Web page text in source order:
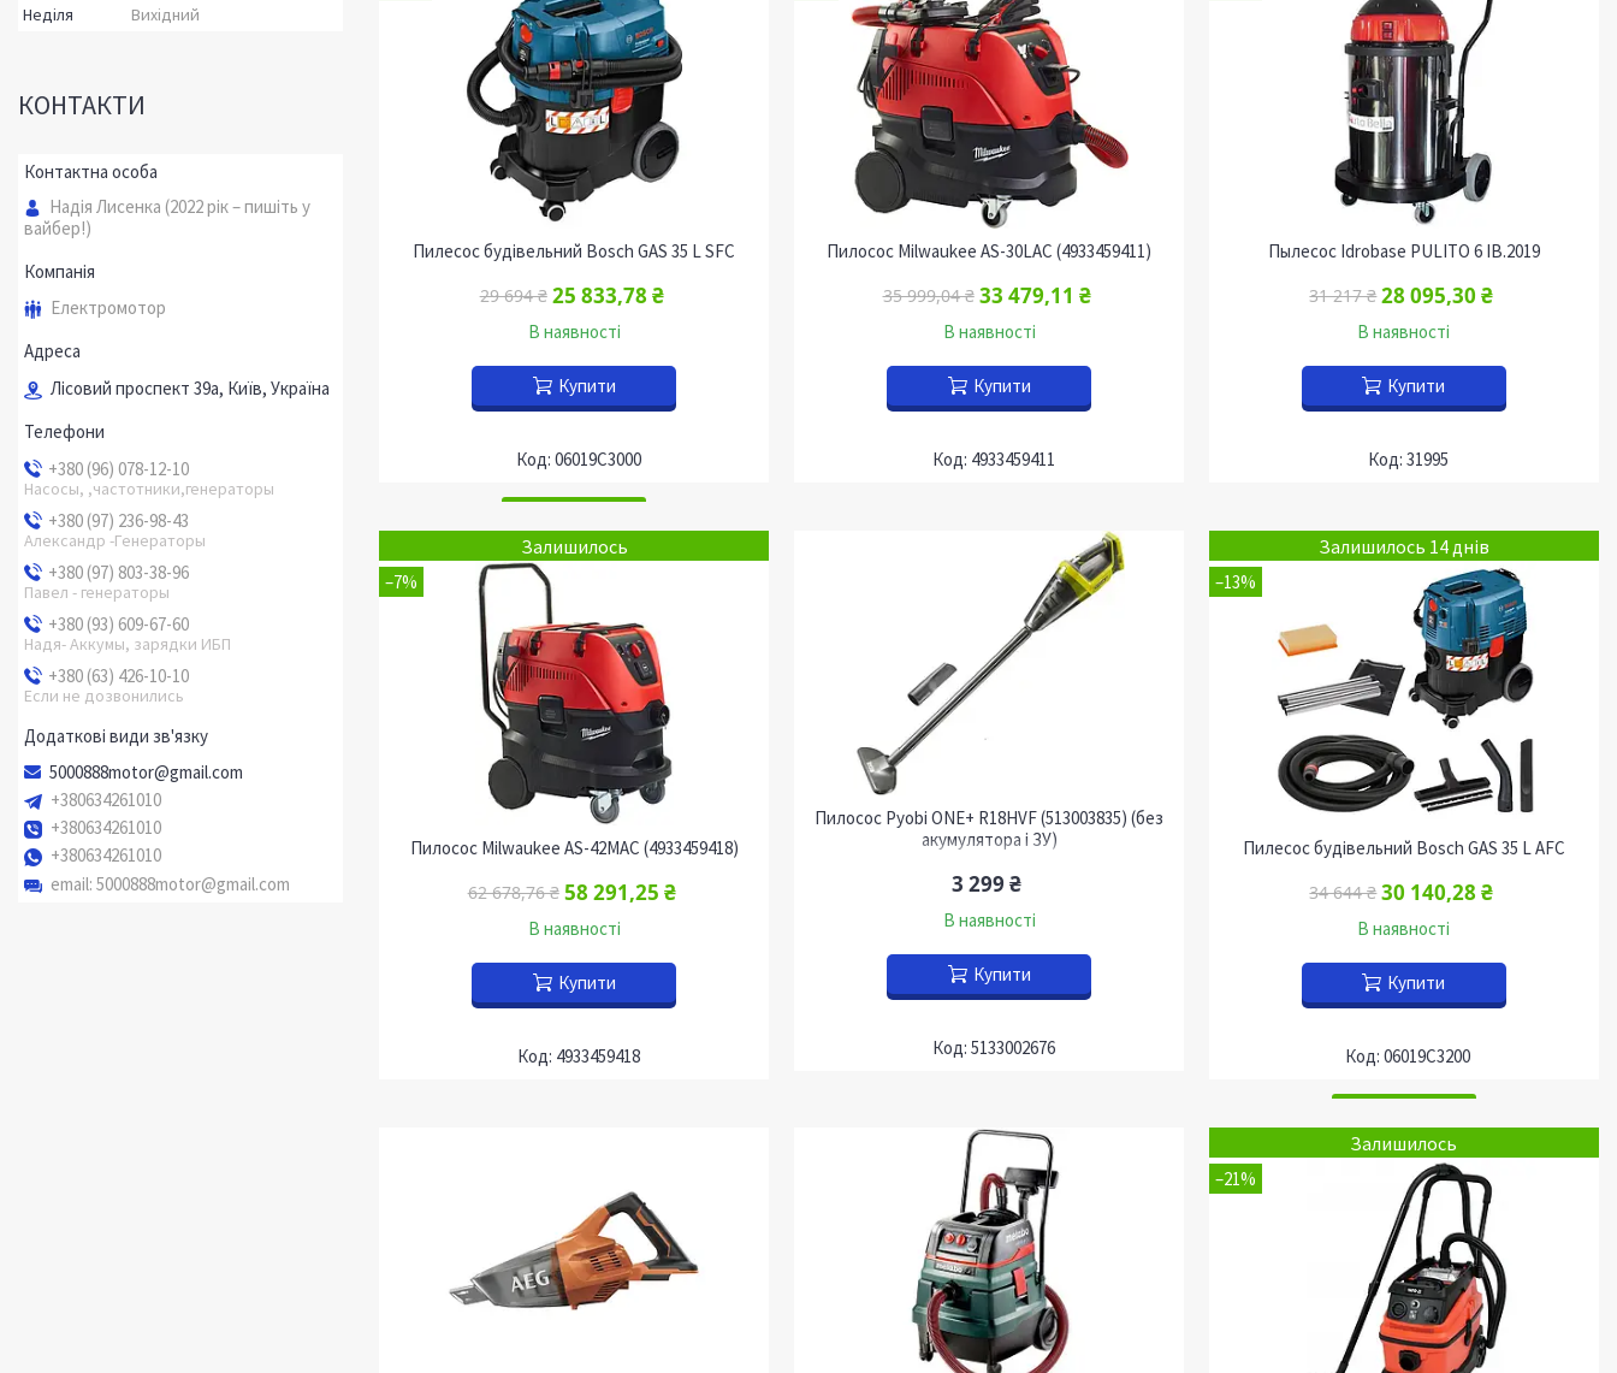
Пилесос будівельний Bosch GAS 35 L SFC
29 694 ₴ 25 833,78 ₴
В наявності
Купити
06019C3000
Пилосос Milwaukee AS-30LAC (4933459411)
35 999,04 ₴ 33 479,11 ₴
В наявності
Купити
4933459411
Пылесос Idrobase PULITO 6 IB.2019
31 217 ₴ 28 095,30 ₴
В наявності
Купити
31995
Залишилось
–7%
Пилосос Milwaukee AS-42MAC (4933459418)
62 678,76 ₴ 58 291,25 ₴
В наявності
Купити
4933459418
Пилосос Pyobi ONE+ R18HVF (513003835) (без
акумулятора і ЗУ)
3 299 ₴
В наявності
Купити
5133002676
Залишилось 14 днів
–13%
Пилесос будівельний Bosch GAS 35 L AFC
34 644 ₴ 30 140,28 ₴
В наявності
Купити
06019C3200
Залишилось
–21%
Неділя
Вихідний
КОНТАКТИ
Надія Лисенка (2022 рік – пишіть у
вайбер!)
Електромотор
Лісовий проспект 39а, Київ, Україна
+380 (96) 078-12-10
Насосы, ,частотники,генераторы
+380 (97) 236-98-43
Александр -Генераторы
+380 (97) 803-38-96
Павел - генераторы
+380 (93) 609-67-60
Надя- Аккумы, зарядки ИБП
+380 (63) 426-10-10
Если не дозвонились
5000888motor@gmail.com
+380634261010
+380634261010
+380634261010
email 5000888motor@gmail.com